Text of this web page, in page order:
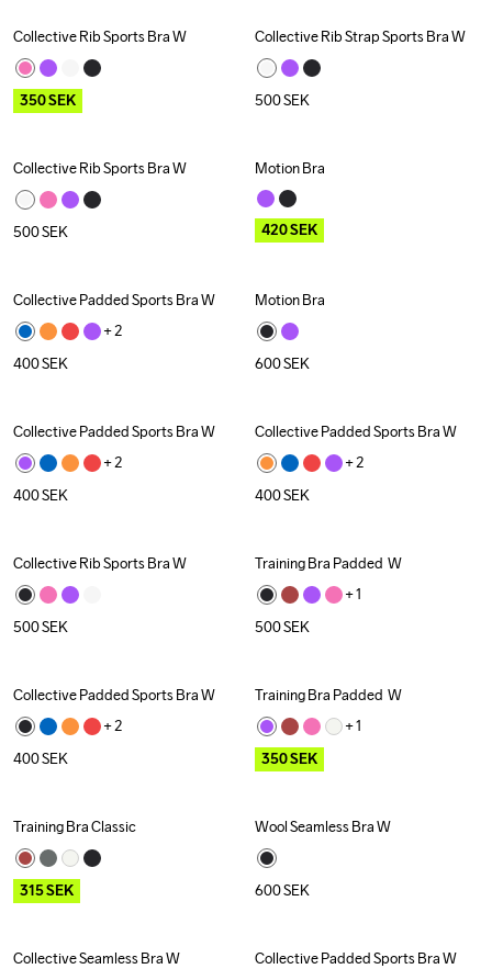
Outlet
Collective Rib Sports Bra W
350SEK
Collective Rib Strap Sports Bra W
500SEK
Collective Rib Sports Bra W
500SEK
Outlet
Motion Bra
420SEK
Collective Padded Sports Bra W
+ 2
400SEK
Motion Bra
600SEK
Collective Padded Sports Bra W
+ 2
400SEK
Collective Padded Sports Bra W
+ 2
400SEK
Collective Rib Sports Bra W
500SEK
Training Bra Padded  W
+ 1
500SEK
Collective Padded Sports Bra W
+ 2
400SEK
Outlet
Training Bra Padded  W
+ 1
350SEK
Outlet
Training Bra Classic
315SEK
Wool Seamless Bra W
600SEK
Collective Seamless Bra W
Collective Padded Sports Bra W